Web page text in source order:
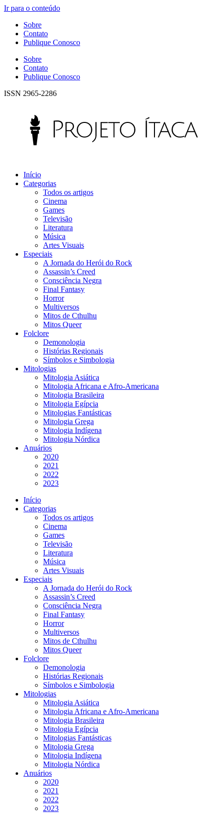
Ir para o conteúdo
Sobre
Contato
Publique Conosco
Sobre
Contato
Publique Conosco
ISSN 2965-2286
Início
Categorias
Todos os artigos
Cinema
Games
Televisão
Literatura
Música
Artes Visuais
Especiais
A Jornada do Herói do Rock
Assassin’s Creed
Consciência Negra
Final Fantasy
Horror
Multiversos
Mitos de Cthulhu
Mitos Queer
Folclore
Demonologia
Histórias Regionais
Símbolos e Simbologia
Mitologias
Mitologia Asiática
Mitologia Africana e Afro-Americana
Mitologia Brasileira
Mitologia Egípcia
Mitologias Fantásticas
Mitologia Grega
Mitologia Indígena
Mitologia Nórdica
Anuários
2020
2021
2022
2023
Início
Categorias
Todos os artigos
Cinema
Games
Televisão
Literatura
Música
Artes Visuais
Especiais
A Jornada do Herói do Rock
Assassin’s Creed
Consciência Negra
Final Fantasy
Horror
Multiversos
Mitos de Cthulhu
Mitos Queer
Folclore
Demonologia
Histórias Regionais
Símbolos e Simbologia
Mitologias
Mitologia Asiática
Mitologia Africana e Afro-Americana
Mitologia Brasileira
Mitologia Egípcia
Mitologias Fantásticas
Mitologia Grega
Mitologia Indígena
Mitologia Nórdica
Anuários
2020
2021
2022
2023